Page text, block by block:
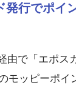
発行でポイ
由で「エポス
モッピーポイ